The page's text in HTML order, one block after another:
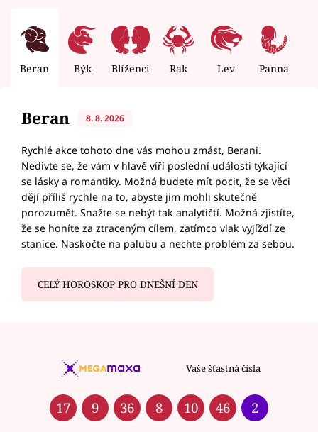
Beran Býk Blíženci Rak Lev Panna
Beran 8. 8. 2026
Rychlé akce tohoto dne vás mohou zmást, Berani.
Nedivte se, že vám v hlavě víří poslední události týkající
se lásky a romantiky. Možná budete mít pocit, že se věci
dějí příliš rychle na to, abyste jim mohli skutečně
porozumět. Snažte se nebýt tak analytičtí. Možná zjistíte,
že se honíte za ztraceným cílem, zatímco vlak vyjíždí ze
stanice. Naskočte na palubu a nechte problém za sebou.
CELÝ HOROSKOP PRO DNEŠNÍ DEN
Vaše šťastná čísla
17 9 36 8 10 46 2